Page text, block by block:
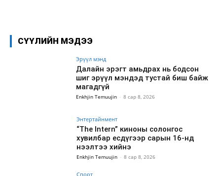
СҮҮЛИЙН МЭДЭЭ
Эрүүл мэнд
Далайн эрэгт амьдрах нь бодсон
шиг эрүүл мэндэд тустай биш байж
магадгүй
Enkhjin Temuujin - 8 сар 8, 2026
Энтертайнмент
“The Intern” киноны солонгос
хувилбар есдүгээр сарын 16-нд
нээлтээ хийнэ
Enkhjin Temuujin - 8 сар 8, 2026
Спорт